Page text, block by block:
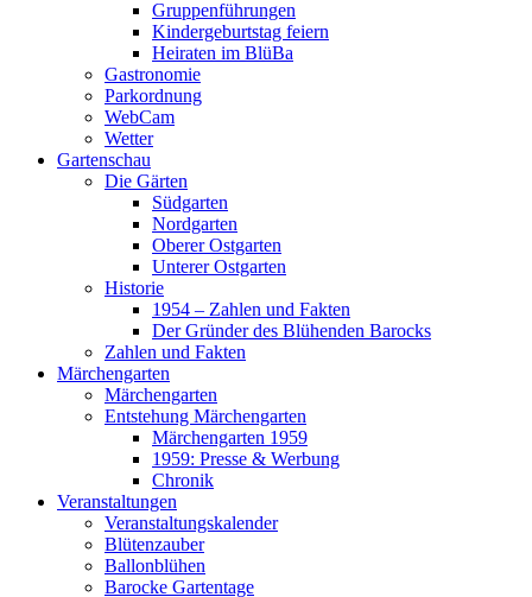
Gruppenführungen
Kindergeburtstag feiern
Heiraten im BlüBa
Gastronomie
Parkordnung
WebCam
Wetter
Gartenschau
Die Gärten
Südgarten
Nordgarten
Oberer Ostgarten
Unterer Ostgarten
Historie
1954 – Zahlen und Fakten
Der Gründer des Blühenden Barocks
Zahlen und Fakten
Märchengarten
Märchengarten
Entstehung Märchengarten
Märchengarten 1959
1959: Presse & Werbung
Chronik
Veranstaltungen
Veranstaltungskalender
Blütenzauber
Ballonblühen
Barocke Gartentage